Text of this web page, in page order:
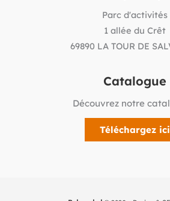
Parc d'activités
1 allée du Crêt
69890 LA TOUR DE
Catalogue
Découvrez notre
Téléchargez ici